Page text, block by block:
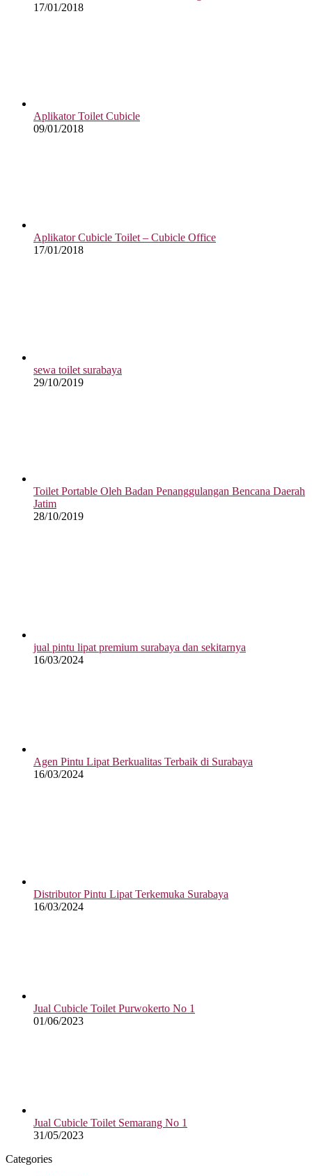
17/01/2018
Aplikator Toilet Cubicle
09/01/2018
Aplikator Cubicle Toilet – Cubicle Office
17/01/2018
sewa toilet surabaya
29/10/2019
Toilet Portable Oleh Badan Penanggulangan Bencana Daerah
Jatim
28/10/2019
jual pintu lipat premium surabaya dan sekitarnya
16/03/2024
Agen Pintu Lipat Berkualitas Terbaik di Surabaya
16/03/2024
Distributor Pintu Lipat Terkemuka Surabaya
16/03/2024
Jual Cubicle Toilet Purwokerto No 1
01/06/2023
Jual Cubicle Toilet Semarang No 1
31/05/2023
Categories